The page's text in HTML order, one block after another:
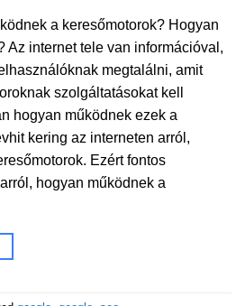
a keresőmotorok? Hogyan
Az internet tele van információval,
megtalálni, amit
szolgáltatásokat kell
hogyan működnek ezek a
kering az interneten arról,
Ezért fontos
hogyan működnek a